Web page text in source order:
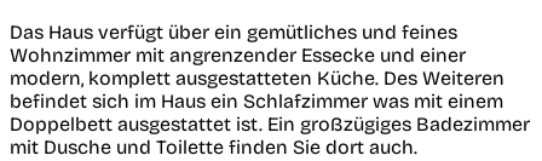
Das Haus verfügt über ein gemütliches und feines
Wohnzimmer mit angrenzender Essecke und einer
modern, komplett ausgestatteten Küche. Des Weiteren
befindet sich im Haus ein Schlafzimmer was mit einem
Doppelbett ausgestattet ist. Ein großzügiges Badezimmer
mit Dusche und Toilette finden Sie dort auch.